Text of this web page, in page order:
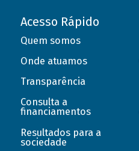
Acesso Rápido
Quem somos
Onde atuamos
Transparência
Consulta a
financiamentos
Resultados para a
sociedade